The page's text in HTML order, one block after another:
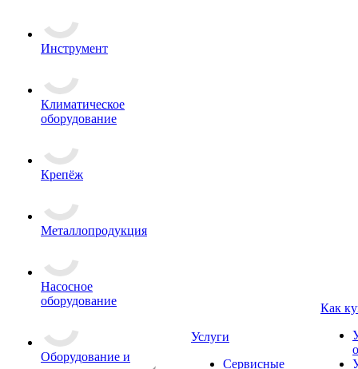
Инструмент
Климатическое
оборудование
Крепёж
Металлопродукция
Насосное
оборудование
Оборудование и
Услуги
Сервисные
Как